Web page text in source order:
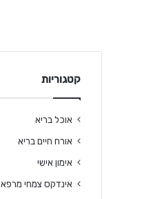
קטגוריות
אוכל בריא
אורח חיים בריא
אימון אישי
אינדקס צמחי מרפא